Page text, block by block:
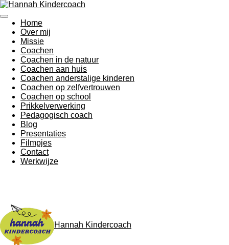
Ga
direct
naar
de
hoofdinhoud
Home
Over mij
Missie
Coachen
Coachen in de natuur
Coachen aan huis
Coachen anderstalige kinderen
Coachen op zelfvertrouwen
Coachen op school
Prikkelverwerking
Pedagogisch coach
Blog
Presentaties
Filmpjes
Contact
Werkwijze
Hannah Kindercoach